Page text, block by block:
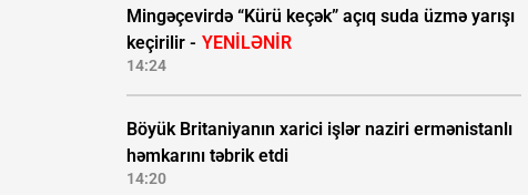
Mingəçevirdə “Kürü keçək” açıq suda üzmə yarışı
keçirilir - YENİLƏNİR
14:24
Böyük Britaniyanın xarici işlər naziri ermənistanlı
həmkarını təbrik etdi
14:20